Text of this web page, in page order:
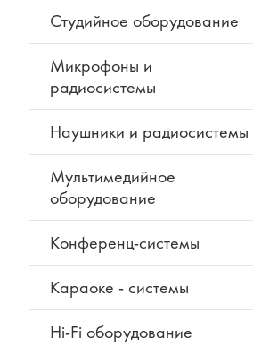
Студийное оборудование
Микрофоны и
радиосистемы
Наушники и радиосистемы
Мультимедийное
оборудование
Конференц-системы
Караоке - системы
Hi-Fi оборудование